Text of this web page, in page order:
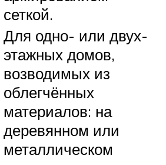
сеткой.
Для одно- или двух-
этажных домов,
возводимых из
облегчённых
материалов: на
деревянном или
металлическом